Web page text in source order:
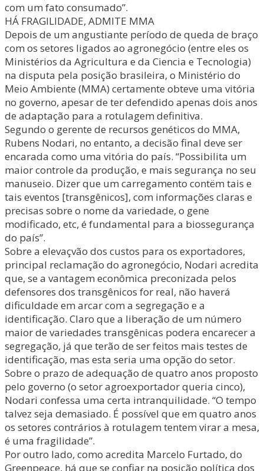
com um fato consumado”.
HÁ FRAGILIDADE, ADMITE MMA
Depois de um angustiante período de queda de braço
com os setores ligados ao agronegócio (entre eles os
Ministérios da Agricultura e da Ciencia e Tecnologia)
na disputa pela posição brasileira, o Ministério do
Meio Ambiente (MMA) certamente obteve uma vitória
no governo, apesar de ter defendido apenas dois anos
de adaptação para a rotulagem definitiva.
Segundo o gerente de recursos genéticos do MMA,
Rubens Nodari, no entanto, a decisão final deve ser
encarada como uma vitória do país. “Possibilita um
maior controle da produção, e mais segurança no seu
manuseio. Dizer que um carregamento contëm tais e
tais eventos [transgênicos], com informações claras e
precisas sobre o nome da variedade, o gene
modificado, etc, é fundamental para a biossegurança
do país”.
Sobre a elevaçvão dos custos para os exportadores,
principal reclamação do agronegócio, Nodari acredita
que, se a vantagem econômica preconizada pelos
defensores dos transgênicos for real, não haverá
dificuldade em arcar com a segregação e a
identificação. Claro que a liberação de um número
maior de variedades transgênicas podera encarecer a
segregação, já que terão de ser feitos mais testes de
identificação, mas esta seria uma opção do setor.
Sobre o prazo de adequação de quatro anos proposto
pelo governo (o setor agroexportador queria cinco),
Nodari confessa uma certa intranquilidade. “O tempo
talvez seja demasiado. É possível que em quatro anos
os setores contrários à rotulagem tentem virar a mesa,
é uma fragilidade”.
Por outro lado, como acredita Marcelo Furtado, do
Greenpeace, há que se confiar na posição política dos